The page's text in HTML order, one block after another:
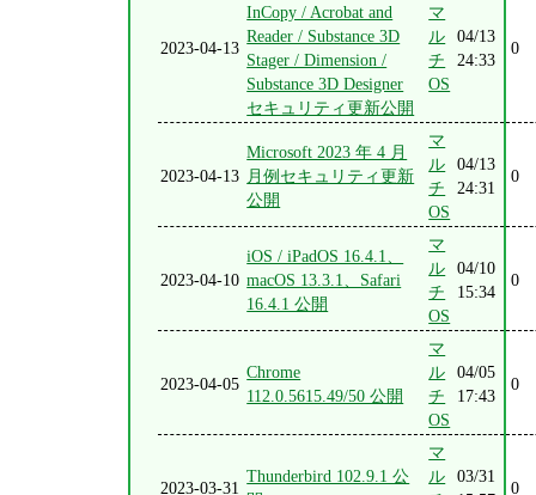
2023-04-13
InCopy / Acrobat and
Reader / Substance 3D
Stager / Dimension /
Substance 3D Designer
セキュリティ更新公開
マ
ル
チ
OS
04/13
24:33
0
2023-04-13
Microsoft 2023 年 4 月
月例セキュリティ更新
公開
マ
ル
チ
OS
04/13
24:31
0
2023-04-10
iOS / iPadOS 16.4.1、
macOS 13.3.1、Safari
16.4.1 公開
マ
ル
チ
OS
04/10
15:34
0
2023-04-05
Chrome
112.0.5615.49/50 公開
マ
ル
チ
OS
04/05
17:43
0
2023-03-31
Thunderbird 102.9.1 公
マ
ル
03/31
0